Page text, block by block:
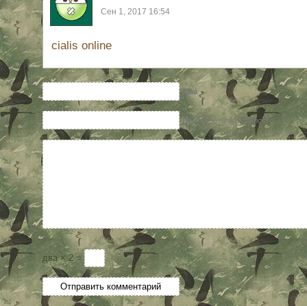
Сен 1, 2017 16:54
cialis online
Имя
Почта (не публикуется)
два × 2 =